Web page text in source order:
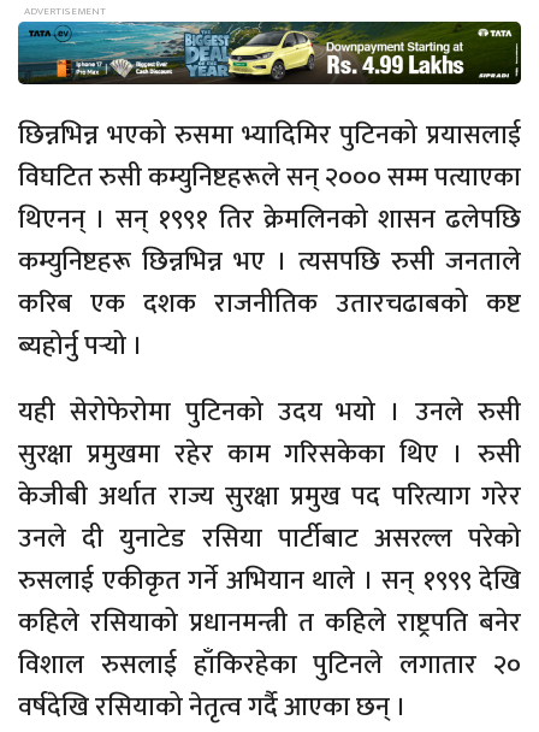
छिन्नभिन्न भएको रुसमा भ्यादिमिर पुटिनको प्रयासलाई
विघटित रुसी कम्युनिष्टहरूले सन् २००० सम्म पत्याएका
थिएनन् । सन् १९९१ तिर क्रेमलिनको शासन ढलेपछि
कम्युनिष्टहरू छिन्नभिन्न भए । त्यसपछि रुसी जनताले
करिब एक दशक राजनीतिक उतारचढाबको कष्ट
ब्यहोर्नु पर्‍यो ।
यही सेरोफेरोमा पुटिनको उदय भयो । उनले रुसी
सुरक्षा प्रमुखमा रहेर काम गरिसकेका थिए । रुसी
केजीबी अर्थात राज्य सुरक्षा प्रमुख पद परित्याग गरेर
उनले दी युनाटेड रसिया पार्टीबाट असरल्ल परेको
रुसलाई एकीकृत गर्ने अभियान थाले । सन् १९९९ देखि
कहिले रसियाको प्रधानमन्त्री त कहिले राष्ट्रपति बनेर
विशाल रुसलाई हाँकिरहेका पुटिनले लगातार २०
वर्षदेखि रसियाको नेतृत्व गर्दै आएका छन् ।